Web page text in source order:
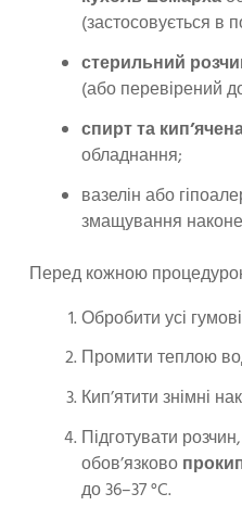
(застосовується в
стерильний
(або перевірений
спирт та
обладнання;
вазелін або
змащування
Перед кожною
Обробити усі
Промити теплою
Кип’ятити знімні
Підготувати розчин,
обов’язково
до 36–37 °C.